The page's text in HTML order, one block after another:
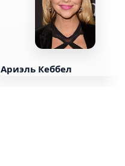
Ариэль Кеббел